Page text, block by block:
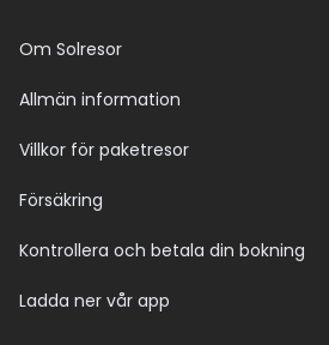
Om Solresor
Allmän information
Villkor för paketresor
Försäkring
Kontrollera och betala din bokning
Ladda ner vår app